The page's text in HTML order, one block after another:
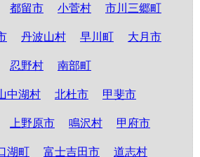
都留市 小菅村 市川三郷町
丹波山村 早川町 大月市
忍野村 南部町
中湖村 北杜市 甲斐市
上野原市 鳴沢村 甲府市
湖町 富士吉田市 道志村